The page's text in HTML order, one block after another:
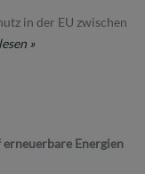
in der EU zwischen
»
Energien